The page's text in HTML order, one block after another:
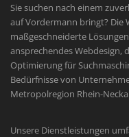
Sie suchen nach einem
auf Vordermann bringt? Die
maßgeschneiderte
ansprechendes Webdesign,
Optimierung für
Bedürfnisse von
Metropolregion Rhein-
Unsere Dienstleistungen